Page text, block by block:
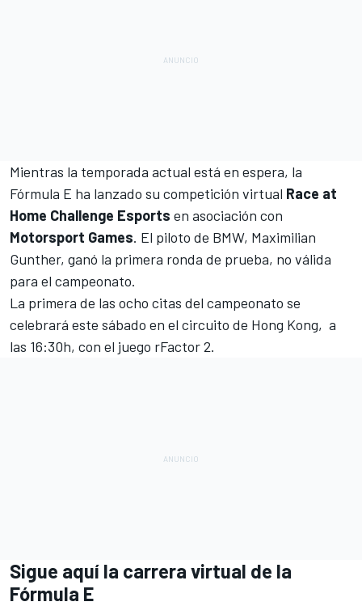
Mientras la temporada actual está en espera, la
Fórmula E ha lanzado su competición virtual Race at
Home Challenge Esports en asociación con
Motorsport Games. El piloto de BMW, Maximilian
Gunther, ganó la primera ronda de prueba, no válida
para el campeonato.
La primera de las ocho citas del campeonato se
celebrará este sábado en el circuito de Hong Kong, a
las 16:30h, con el juego rFactor 2.
Sigue aquí la carrera virtual de la
Fórmula E